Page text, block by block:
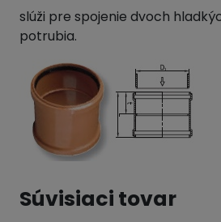
slúži pre spojenie dvoch
potrubia.
Súvisiaci tovar